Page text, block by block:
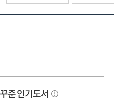
꾸준 인기도서